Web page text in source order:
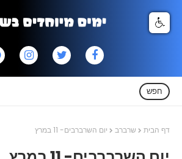
חפש
דף הבית שרברב יום השרברבים- 11 במרץ